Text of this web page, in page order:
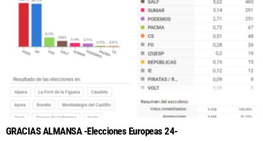
GRACIAS ALMANSA -Elecciones Europeas 24-